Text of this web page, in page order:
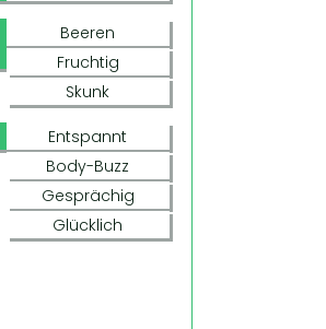
Beeren
Fruchtig
Skunk
Entspannt
Body-Buzz
Gesprächig
Glücklich